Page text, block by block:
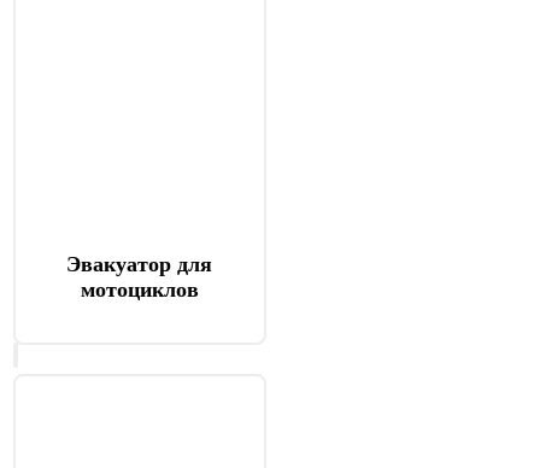
Эвакуатор для
мотоциклов